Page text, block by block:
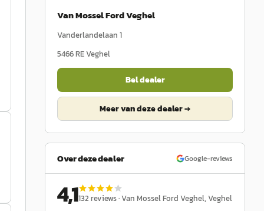
Van Mossel Ford Veghel
Vanderlandelaan 1
5466 REVeghel
Bel dealer
Meer van deze dealer →
Over deze dealer Google-reviews
4,1132 reviews ·Van Mossel Ford Veghel, Veghel